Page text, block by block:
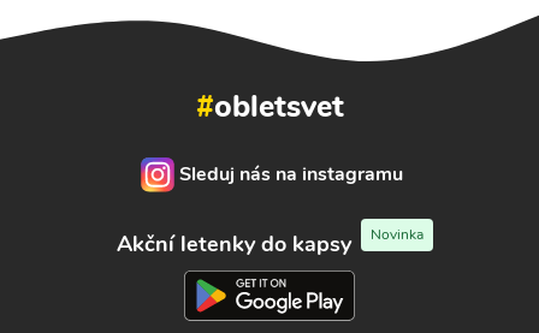
#obletsvet
Sleduj nás na instagramu
Akční letenky do kapsy Novinka